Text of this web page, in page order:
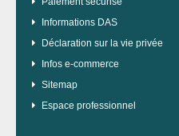
Informations DAS
Déclaration sur la vie privée
Infos e-commerce
sitemap
Espace professionnel